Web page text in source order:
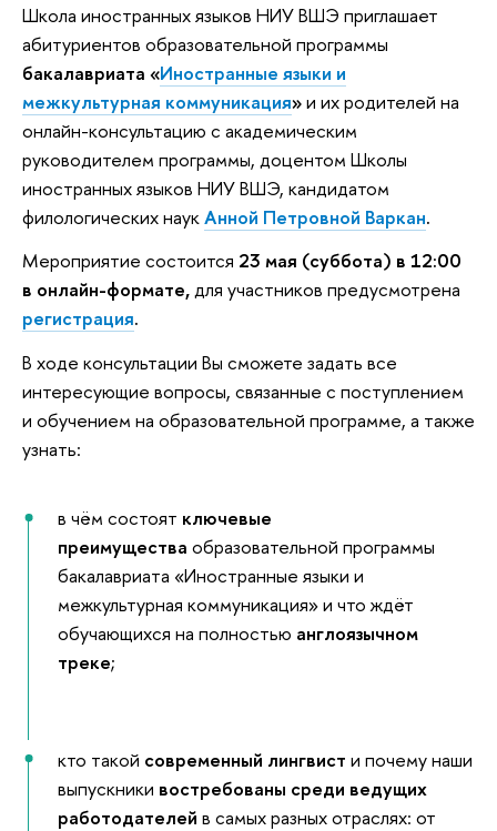
Школа иностранных языков НИУ ВШЭ приглашает
абитуриентов образовательной программы
бакалавриата «Иностранные языки и
межкультурная коммуникация»и их родителей на
онлайн-консультацию с академическим
руководителем программы, доцентом Школы
иностранных языков НИУ ВШЭ, кандидатом
филологических наукАнной Петровной Варкан.
Мероприятие состоится 23 мая (суббота) в 12:00
в онлайн-формате,для участников предусмотрена
регистрация.
В ходе консультации Вы сможете задать все
интересующие вопросы, связанные с поступлением
и обучением на образовательной программе, а также
узнать:
в чём состоят ключевые
преимущества образовательной программы
бакалавриата «Иностранные языки и
межкультурная коммуникация» и что ждёт
обучающихся на полностью англоязычном
треке;
кто такой современный лингвист и почему наши
выпускники востребованы среди ведущих
работодателей в самых разных отраслях: от